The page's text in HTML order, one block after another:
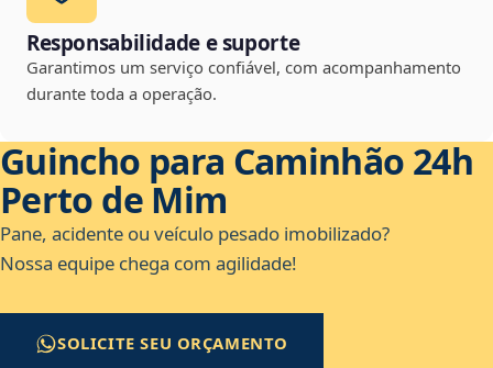
Responsabilidade e suporte
Garantimos um serviço confiável, com acompanhamento
durante toda a operação.
Guincho para Caminhão 24h
Perto de Mim
Pane, acidente ou veículo pesado imobilizado?
Nossa equipe chega com agilidade!
SOLICITE SEU ORÇAMENTO